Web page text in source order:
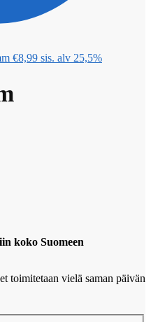
€8,99 sis. alv 25,5%
koko Suomeen
toimitetaan vielä saman päivän